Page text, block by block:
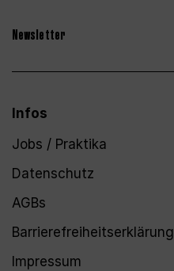
Newsletter
Infos
Jobs / Praktika
Datenschutz
AGBs
Barrierefreiheitserklärung
Impressum